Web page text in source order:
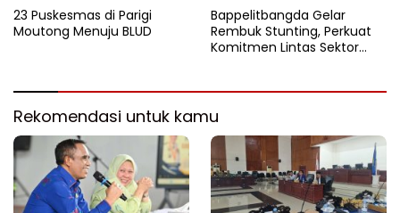
Raih Peringkat II Terbaik se-
Sulteng 2024
23 Puskesmas di Parigi
Moutong Menuju BLUD
Bappelitbangda Gelar
Rembuk Stunting, Perkuat
Komitmen Lintas Sektor
Rekomendasi untuk kamu